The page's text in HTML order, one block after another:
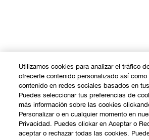
Utilizamos cookies para analizar el tráfico
ofrecerte contenido personalizado así
contenido en redes sociales basados en
Puedes seleccionar tus preferencias de
más información sobre las cookies
Personalizar o en cualquier momento en
Privacidad. Puedes clickar en Aceptar o
aceptar o rechazar todas las cookies.